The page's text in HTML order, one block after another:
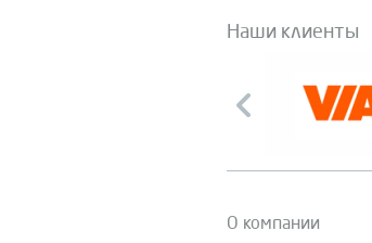
Наши клиенты
О компании